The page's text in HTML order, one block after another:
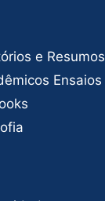
e Resumos